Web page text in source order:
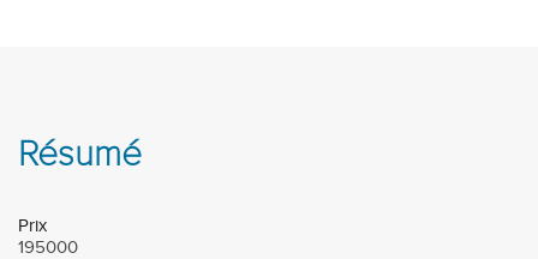
Résumé
Prix
195000